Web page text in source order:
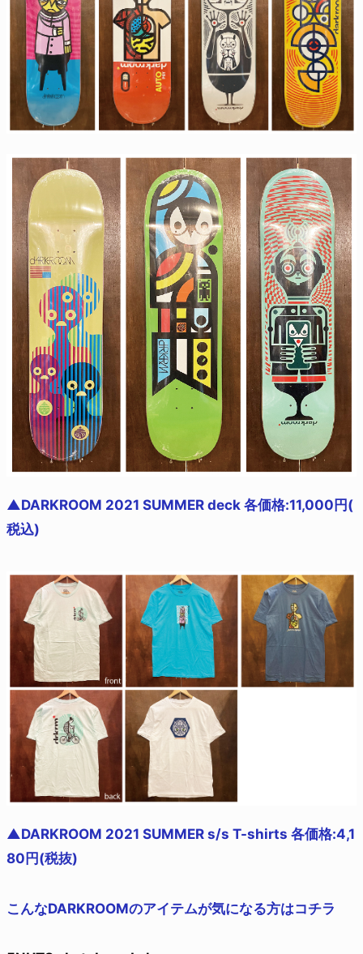
▲DARKROOM 2021 SUMMER deck 各価格:11,000円(
税込)
▲DARKROOM 2021 SUMMER s/s T-shirts 各価格:4,1
80円(税抜)
こんなDARKROOMのアイテムが気になる方はコチラ